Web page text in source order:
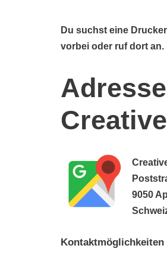
Du suchst eine
vorbei oder ruf dort an.
9050
Kontaktmöglichkeiten